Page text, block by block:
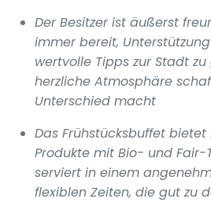
Der Besitzer ist äußerst
immer bereit,
wertvolle Tipps zur Stadt
herzliche Atmosphäre
Unterschied macht
Das Frühstücksbuffet
Produkte mit Bio- und
serviert in einem
flexiblen Zeiten, die gut zu